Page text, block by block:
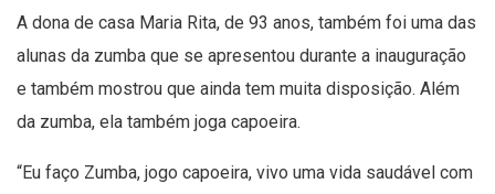
A dona de casa Maria Rita, de 93 anos, também foi uma das
alunas da zumba que se apresentou durante a inauguração
e também mostrou que ainda tem muita disposição. Além
da zumba, ela também joga capoeira.
“Eu faço Zumba, jogo capoeira, vivo uma vida saudável com